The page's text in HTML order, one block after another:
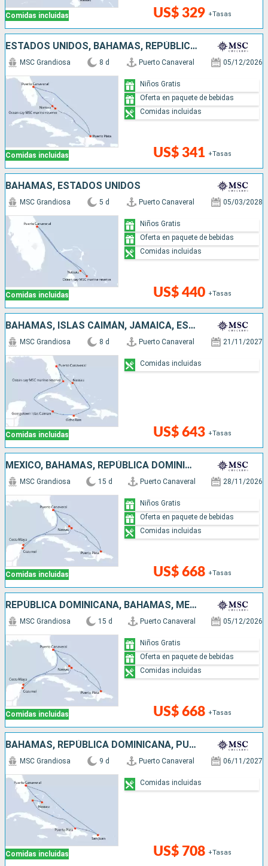
Comidas incluidas US$ 329 +Tasas
ESTADOS UNIDOS, BAHAMAS, REPÚBLICA DOMINICANA
Comidas incluidas
MSC Grandiosa 8 d Puerto Canaveral 05/12/2026
US$ 341 +Tasas
Niños Gratis
Oferta en paquete de bebidas
Comidas incluidas
BAHAMAS, ESTADOS UNIDOS
Comidas incluidas
MSC Grandiosa 5 d Puerto Canaveral 05/03/2028
US$ 440 +Tasas
Niños Gratis
Oferta en paquete de bebidas
Comidas incluidas
BAHAMAS, ISLAS CAIMÁN, JAMAICA, ESTADOS UNIDOS
Comidas incluidas
MSC Grandiosa 8 d Puerto Canaveral 21/11/2027
US$ 643 +Tasas
Comidas incluidas
MÉXICO, BAHAMAS, REPÚBLICA DOMINICANA, ESTADOS UNIDOS
Comidas incluidas
MSC Grandiosa 15 d Puerto Canaveral 28/11/2026
US$ 668 +Tasas
Niños Gratis
Oferta en paquete de bebidas
Comidas incluidas
REPÚBLICA DOMINICANA, BAHAMAS, MÉXICO, ESTADOS UNIDOS
Comidas incluidas
MSC Grandiosa 15 d Puerto Canaveral 05/12/2026
US$ 668 +Tasas
Niños Gratis
Oferta en paquete de bebidas
Comidas incluidas
BAHAMAS, REPÚBLICA DOMINICANA, PUERTO RICO, ESTADOS UNIDOS
Comidas incluidas
MSC Grandiosa 9 d Puerto Canaveral 06/11/2027
US$ 708 +Tasas
Comidas incluidas